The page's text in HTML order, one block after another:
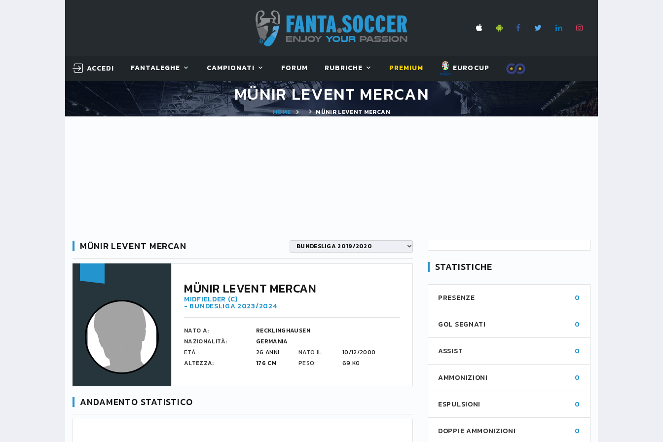
ACCEDI FANTALEGHE CAMPIONATI FORUM RUBRICHE PREMIUM EUROCUP
MÜNIR LEVENT MERCAN
HOME MÜNIR LEVENT MERCAN
MÜNIR LEVENT MERCAN BUNDESLIGA 2019/2020
MÜNIR LEVENT MERCAN
MIDFIELDER (C)
- BUNDESLIGA 2023/2024
NATO A:
RECKLINGHAUSEN
NAZIONALITÀ:
GERMANIA
ETÀ:
26 ANNI NATO IL:
10/12/2000
ALTEZZA:
176 CM PESO: 69 KG
ANDAMENTO STATISTICO
STATISTICHE
PRESENZE 0
GOL SEGNATI 0
ASSIST 0
AMMONIZIONI 0
ESPULSIONI 0
DOPPIE AMMONIZIONI 0